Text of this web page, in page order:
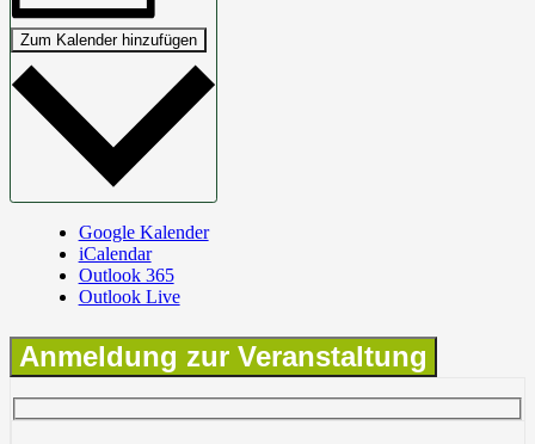
Zum Kalender hinzufügen
Google Kalender
iCalendar
Outlook 365
Outlook Live
Anmeldung zur Veranstaltung